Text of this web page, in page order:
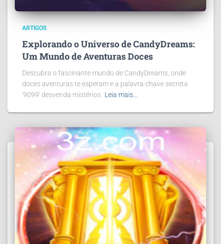
ARTIGOS
Explorando o Universo de CandyDreams:
Um Mundo de Aventuras Doces
Descubra o fascinante mundo de CandyDreams, onde
doces aventuras te esperam e a palavra-chave secreta
'9099' desvenda mistérios. Leia mais…